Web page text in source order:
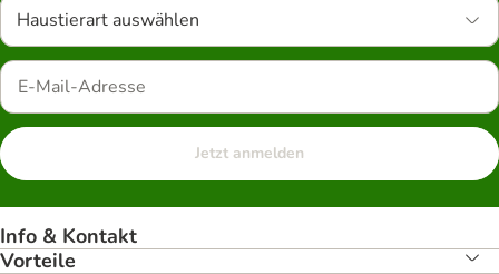
Haustierart auswählen
Jetzt anmelden
Info & Kontakt
Vorteile